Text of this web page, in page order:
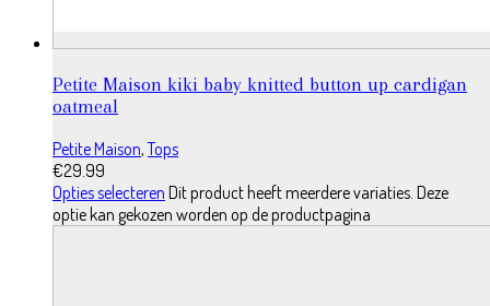
Petite Maison kiki baby knitted button up cardigan
oatmeal
Petite Maison,Tops
€29.99
Opties selecteren Dit product heeft meerdere variaties. Deze
optie kan gekozen worden op de productpagina